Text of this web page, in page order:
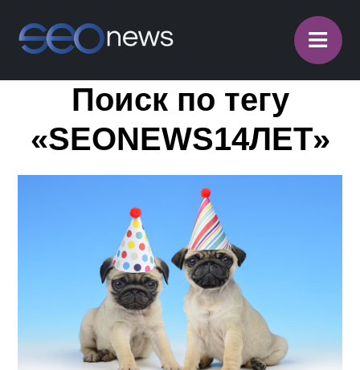
≡
Поиск по тегу
«SEONEWS14ЛЕТ»